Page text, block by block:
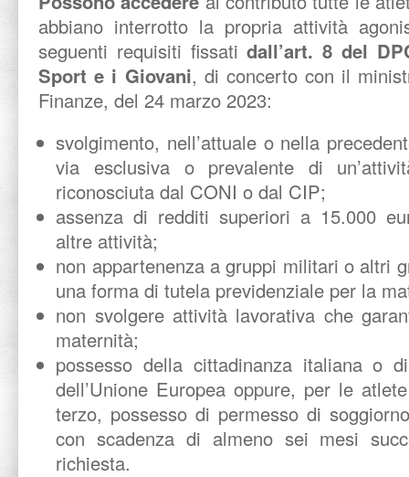
abbiano interrotto la propria attività
seguenti requisiti fissatidall’art. 8 del
Sport e i Giovani, di concerto con il
Finanze, del 24 marzo 2023:
svolgimento, nell’attuale o nella
via esclusiva o prevalente di
riconosciuta dal CONI o dal CIP;
assenza di redditi superiori a 15.000
altre attività;
non appartenenza a gruppi militari o altri
una forma di tutela previdenziale per la
non svolgere attività lavorativa che
maternità;
possesso della cittadinanza italiana o
dell’Unione Europea oppure, per le
terzo, possesso di permesso di
con scadenza di almeno sei mesi
richiesta.